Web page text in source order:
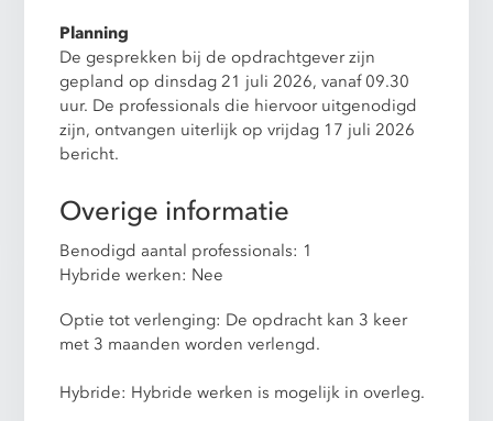
Planning
De gesprekken bij de opdrachtgever zijn
gepland op dinsdag 21 juli 2026, vanaf 09.30
uur. De professionals die hiervoor uitgenodigd
zijn, ontvangen uiterlijk op vrijdag 17 juli 2026
bericht.
Overige informatie
Benodigd aantal professionals: 1
Hybride werken: Nee
Optie tot verlenging: De opdracht kan 3 keer
met 3 maanden worden verlengd.
Hybride: Hybride werken is mogelijk in overleg.